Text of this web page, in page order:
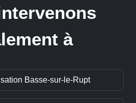
à
Basse-sur-le-Rupt